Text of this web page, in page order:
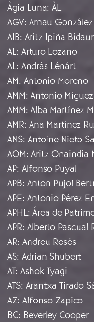
Àgia Luna: ÀL
AGV: Arnau
AIB: Aritz Ipiña
AL: Arturo Lozano
AL: András Lénárt
AM: Antonio Moreno
AMM: Antonio
AMM: Alba Martínez
AMR: Ana Martínez
ANS: Antoine Nieto
AOM: Aritz Onaindia
AP: Alfonso Puyal
APB: Anton Pujol
APE: Antonio Pérez
APHL: Área de
APR: Alberto Pascual
AR: Andreu Rosés
AS: Adrian Shubert
AT: Ashok Tyagi
ATS: Arantxa Tirado
AZ: Alfonso Zapico
BC: Beverley Cooper